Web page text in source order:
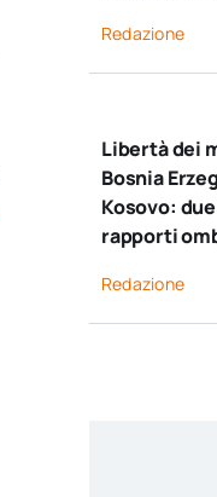
Redazione
Libertà dei
Bosnia
Kosovo:
rapporti
Redazione